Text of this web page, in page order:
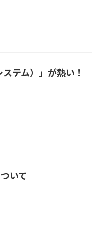
テム）」が熱い！
いて